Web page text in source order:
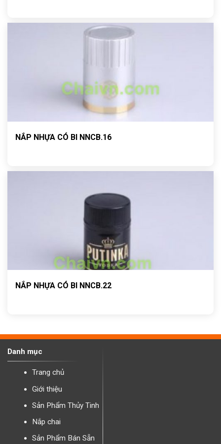
NẮP NHỰA CÓ BI NNCB.16
NẮP NHỰA CÓ BI NNCB.22
Danh mục
Trang chủ
Giới thiệu
Sản Phẩm Thủy Tinh
Nắp chai
Sản Phẩm Bán Sẵn